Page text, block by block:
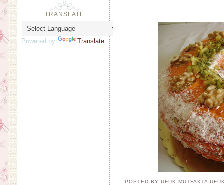
POSTED BY UFUK MUTFAKTA
TRANSLATE
Powered by Translate